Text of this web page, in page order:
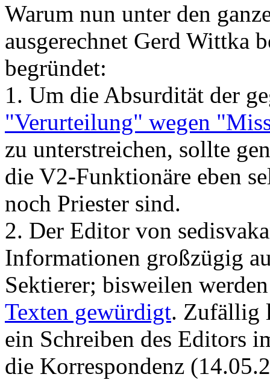
Warum nun unter den
ausgerechnet Gerd Wittka
begründet:
1. Um die Absurdität der
"Verurteilung" wegen
zu unterstreichen, sollte
die V2-Funktionäre eben
noch Priester sind.
2. Der Editor von
Informationen großzügig
Sektierer; bisweilen
Texten gewürdigt. Zufällig
ein Schreiben des Editors
die Korrespondenz